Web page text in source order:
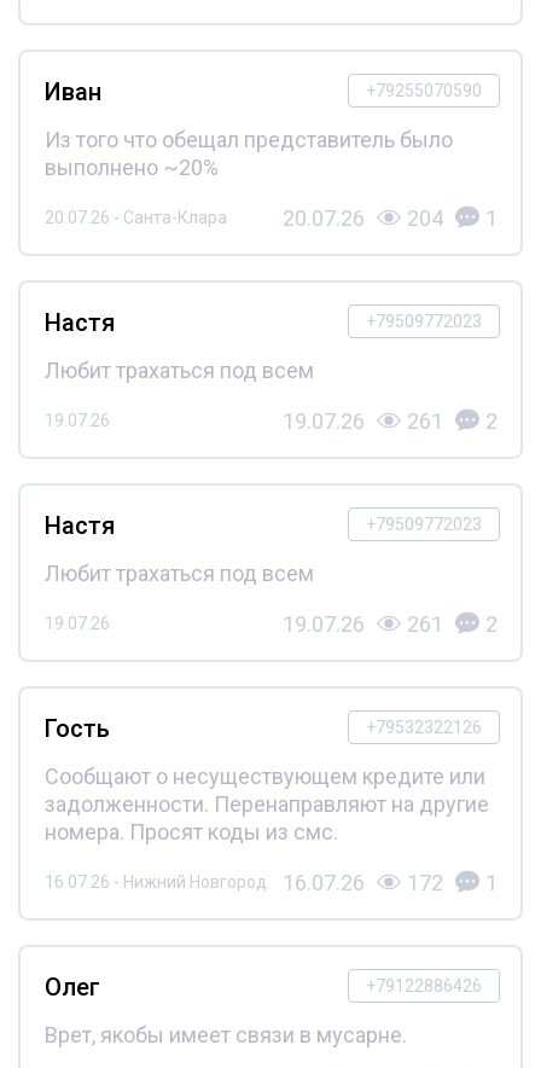
+79255070590
Иван
Из того что обещал представитель было
выполнено ~20%
20.07.26 - Санта-Клара 20.07.26 204 1
+79509772023
Настя
Любит трахаться под всем
19.07.26 19.07.26 261 2
+79509772023
Настя
Любит трахаться под всем
19.07.26 19.07.26 261 2
+79532322126
Гость
Сообщают о несуществующем кредите или
задолженности. Перенаправляют на другие
номера. Просят коды из смс.
16.07.26 - Нижний Новгород 16.07.26 172 1
+79122886426
Олег
Врет, якобы имеет связи в мусарне.